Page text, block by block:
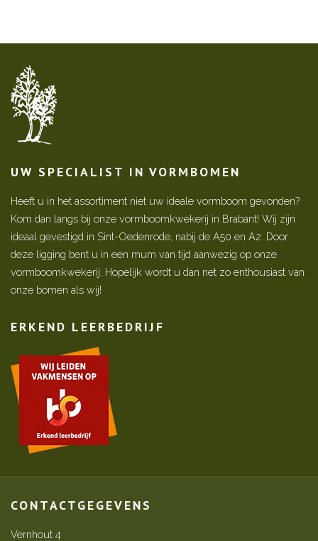
UW SPECIALIST IN VORMBOMEN
Heeft u in het assortiment niet uw ideale vormboom gevonden?
Kom dan langs bij onze vormboomkwekerij in Brabant! Wij zijn
ideaal gevestigd in Sint-Oedenrode, nabij de A50 en A2. Door
deze ligging bent u in een mum van tijd aanwezig op onze
vormboomkwekerij. Hopelijk wordt u dan net zo enthousiast van
onze bomen als wij!
ERKEND LEERBEDRIJF
CONTACTGEGEVENS
Vernhout 4